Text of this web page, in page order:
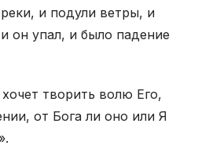
и подули ветры, и
он упал, и было падение
творить волю Его,
от Бога ли оно или Я